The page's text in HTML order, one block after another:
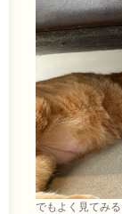
でもよく見てみる